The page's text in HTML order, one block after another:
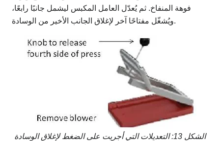
فوهة المنفاخ. ثم يُعدّل العامل المكبس ليشمل جانبًا رابعًا،
ويُشغّل مفتاحًا آخر لإغلاق الجانب الأخير من الوسادة.
الشكل 13: التعديلات التي أجريت على الضغط لإغلاق الوسادة